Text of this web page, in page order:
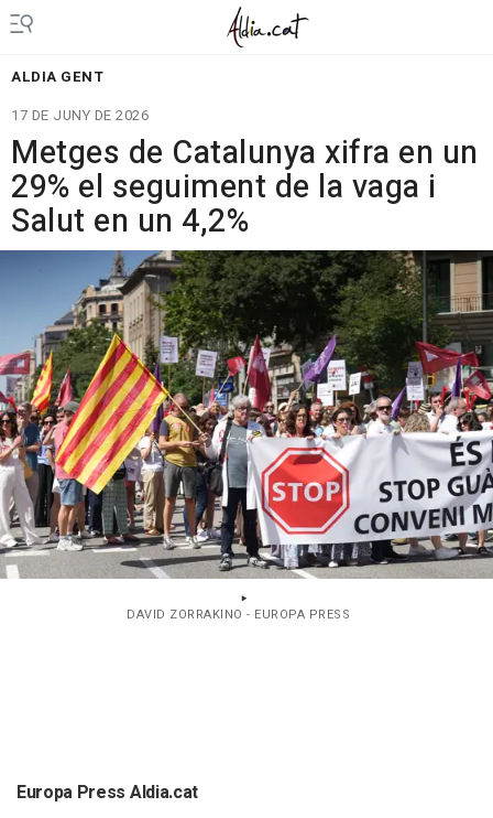
ALDIA GENT
17 DE JUNY DE 2026
Metges de Catalunya xifra en un
29% el seguiment de la vaga i
Salut en un 4,2%
DAVID ZORRAKINO - EUROPA PRESS
Europa Press Aldia.cat